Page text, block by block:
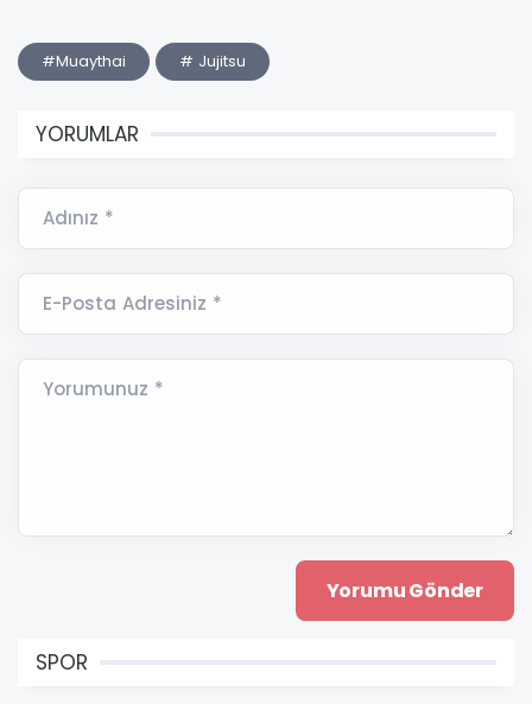
#Muaythai # Jujitsu
YORUMLAR
Adınız *
E-Posta Adresiniz *
Yorumunuz *
SPOR